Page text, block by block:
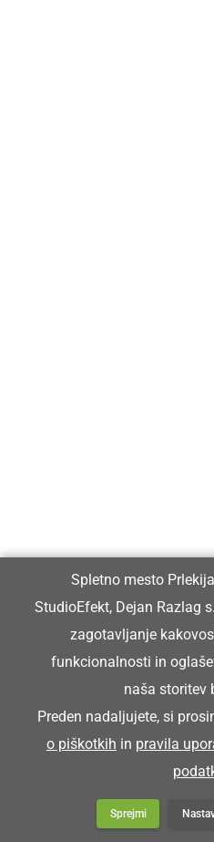
Spletno mesto
StudioEfekt, Dejan Razlag
zagotavljanje
funkcionalnosti in
naša storitev
Preden nadaljujete, si
o piškotkih in pravila
Sprejmi